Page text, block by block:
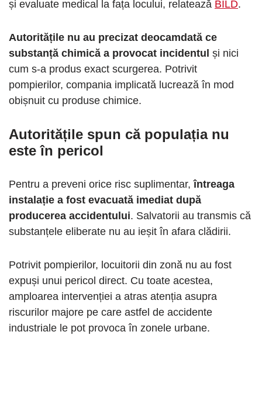
și evaluate medical la fața locului, relatează BILD.
Autoritățile nu au precizat deocamdată ce
substanță chimică a provocat incidentul și nici
cum s-a produs exact scurgerea. Potrivit
pompierilor, compania implicată lucrează în mod
obișnuit cu produse chimice.
Autoritățile spun că populația nu
este în pericol
Pentru a preveni orice risc suplimentar, întreaga
instalație a fost evacuată imediat după
producerea accidentului. Salvatorii au transmis că
substanțele eliberate nu au ieșit în afara clădirii.
Potrivit pompierilor, locuitorii din zonă nu au fost
expuși unui pericol direct. Cu toate acestea,
amploarea intervenției a atras atenția asupra
riscurilor majore pe care astfel de accidente
industriale le pot provoca în zonele urbane.